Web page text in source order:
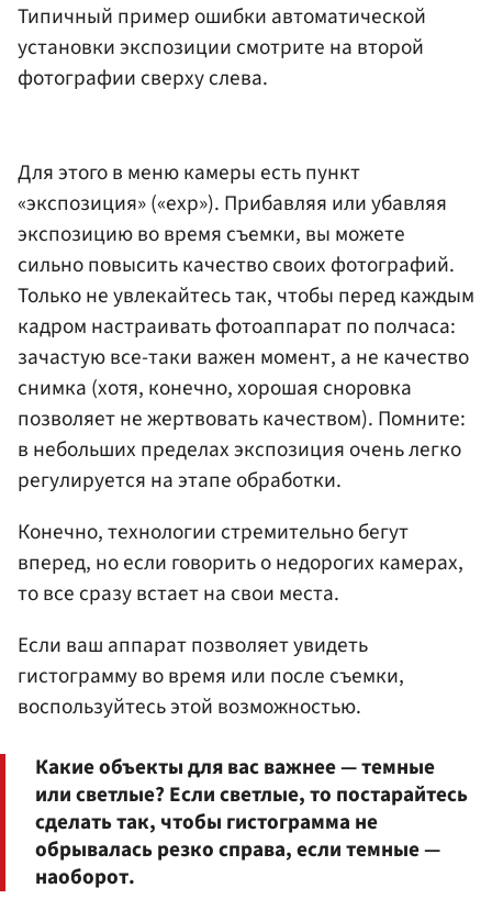
Типичный пример ошибки автоматической
установки экспозиции смотрите на второй
фотографии сверху слева.
Для этого в меню камеры есть пункт
«экспозиция» («exp»). Прибавляя или убавляя
экспозицию во время съемки, вы можете
сильно повысить качество своих фотографий.
Только не увлекайтесь так, чтобы перед каждым
кадром настраивать фотоаппарат по полчаса:
зачастую все-таки важен момент, а не качество
снимка (хотя, конечно, хорошая сноровка
позволяет не жертвовать качеством). Помните:
в небольших пределах экспозиция очень легко
регулируется на этапе обработки.
Конечно, технологии стремительно бегут
вперед, но если говорить о недорогих камерах,
то все сразу встает на свои места.
Если ваш аппарат позволяет увидеть
гистограмму во время или после съемки,
воспользуйтесь этой возможностью.
Какие объекты для вас важнее — темные
или светлые? Если светлые, то постарайтесь
сделать так, чтобы гистограмма не
обрывалась резко справа, если темные —
наоборот.